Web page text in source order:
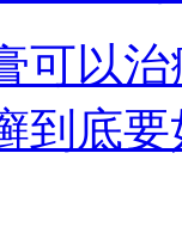
可以
到底